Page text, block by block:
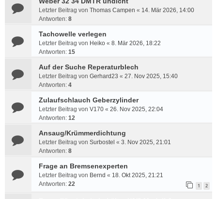
Letzter Beitrag von Thomas Campen « 14. Mär 2026, 14:00
Antworten: 8
Tachowelle verlegen
Letzter Beitrag von Heiko « 8. Mär 2026, 18:22
Antworten: 15
Auf der Suche Reperaturblech
Letzter Beitrag von Gerhard23 « 27. Nov 2025, 15:40
Antworten: 4
Zulaufschlauch Geberzylinder
Letzter Beitrag von V170 « 26. Nov 2025, 22:04
Antworten: 12
Ansaug/Krümmerdichtung
Letzter Beitrag von Surbostel « 3. Nov 2025, 21:01
Antworten: 8
Frage an Bremsenexperten
Letzter Beitrag von Bernd « 18. Okt 2025, 21:21
Antworten: 22 1 2